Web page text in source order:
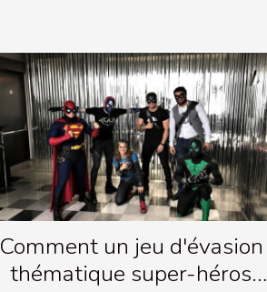
Comment un jeu d'évasion
thématique super-héros